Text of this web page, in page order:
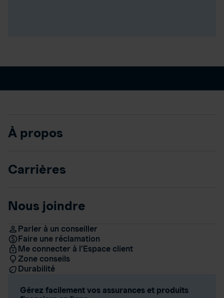
À propos
Carrières
Nous joindre
Parler à un conseiller
Faire une réclamation
Me connecter à l’Espace client
Zone conseils
Durabilité
Gérez facilement vos assurances et produits